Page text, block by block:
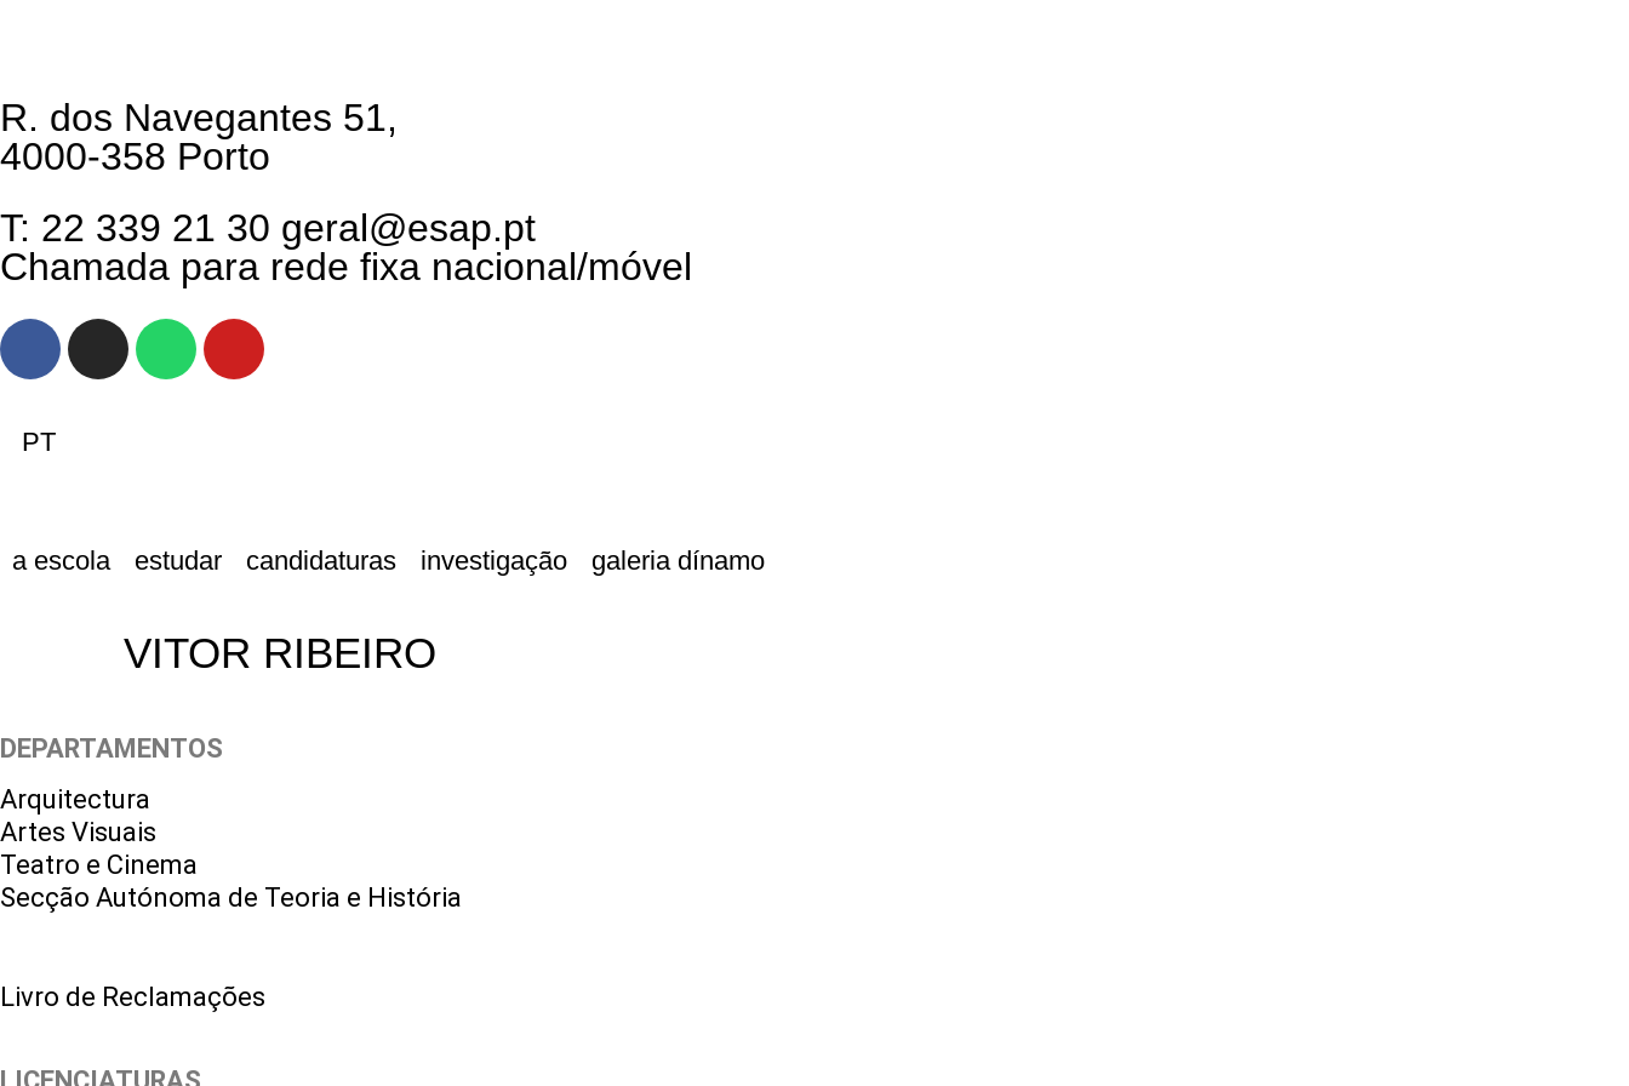
R. dos Navegantes 51,
4000-358 Porto
T: 22 339 21 30 geral@esap.pt
Chamada para rede fixa nacional/móvel
PT
a escola estudar candidaturas investigação galeria dínamo
VITOR RIBEIRO
DEPARTAMENTOS
Arquitectura
Artes Visuais
Teatro e Cinema
Secção Autónoma de Teoria e História
Livro de Reclamações